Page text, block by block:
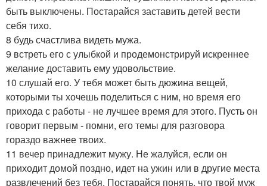
быть выключены. Постарайся заставить детей вести
себя тихо.
8 будь счастлива видеть мужа.
9 встреть его с улыбкой и продемонстрируй искреннее
желание доставить ему удовольствие.
10 слушай его. У тебя может быть дюжина вещей,
которыми ты хочешь поделиться с ним, но время его
прихода с работы - не лучшее время для этого. Пусть он
говорит первым - помни, его темы для разговора
гораздо важнее твоих.
11 вечер принадлежит мужу. Не жалуйся, если он
приходит домой поздно, идет на ужин или в другие места
развлечений без тебя. Постарайся понять, что твой муж